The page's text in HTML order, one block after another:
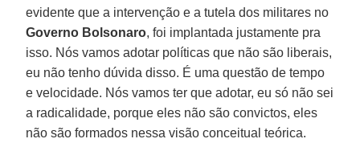
evidente que a intervenção e a tutela dos militares no
Governo Bolsonaro, foi implantada justamente pra
isso. Nós vamos adotar políticas que não são liberais,
eu não tenho dúvida disso. É uma questão de tempo
e velocidade. Nós vamos ter que adotar, eu só não sei
a radicalidade, porque eles não são convictos, eles
não são formados nessa visão conceitual teórica.